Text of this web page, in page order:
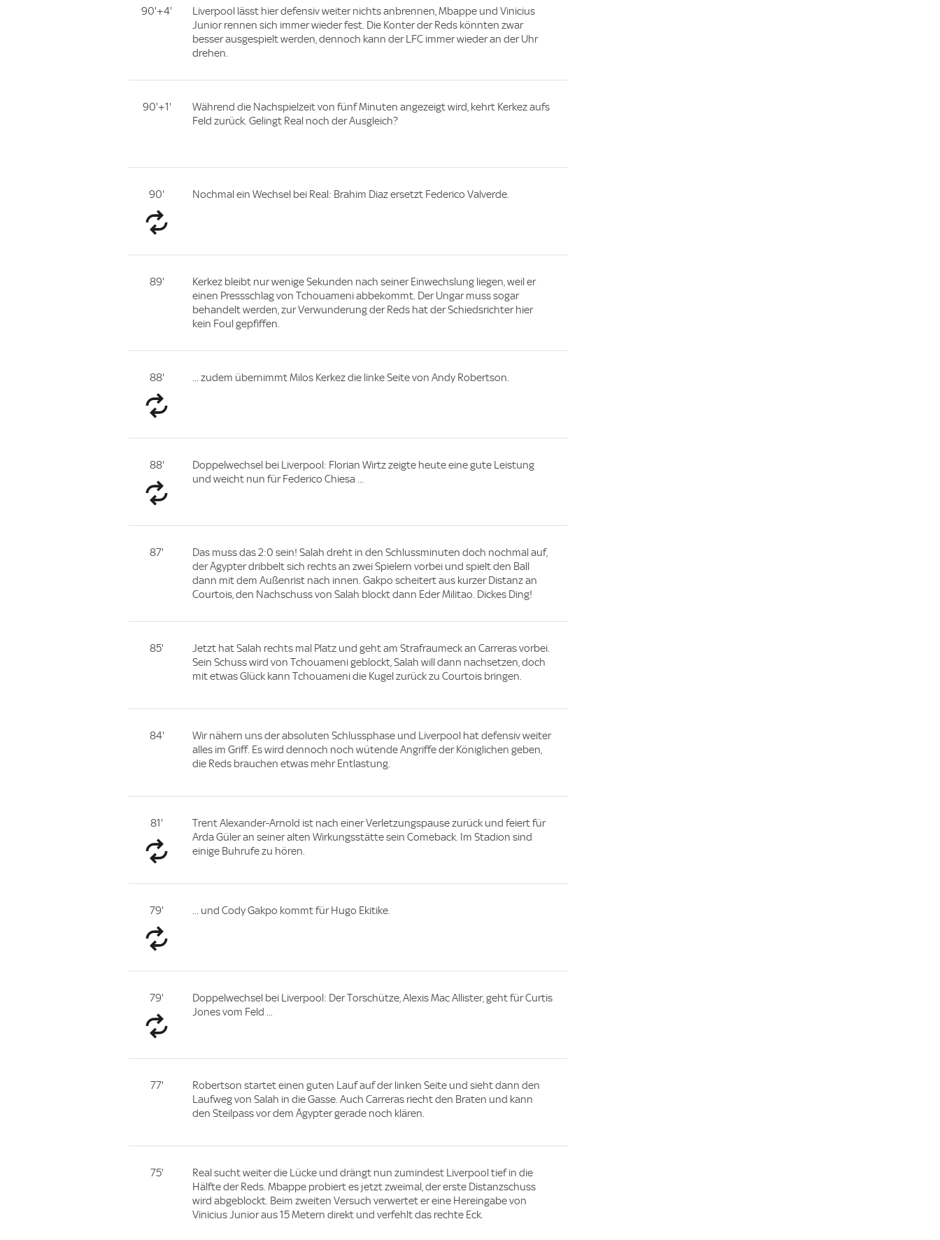
90'+4'
Liverpool lässt hier defensiv weiter nichts anbrennen, Mbappe und Vinicius
Junior rennen sich immer wieder fest. Die Konter der Reds könnten zwar
besser ausgespielt werden, dennoch kann der LFC immer wieder an der Uhr
drehen.
90'+1'
Während die Nachspielzeit von fünf Minuten angezeigt wird, kehrt Kerkez aufs
Feld zurück. Gelingt Real noch der Ausgleich?
90' Nochmal ein Wechsel bei Real: Brahim Diaz ersetzt Federico Valverde.
89'
Kerkez bleibt nur wenige Sekunden nach seiner Einwechslung liegen, weil er
einen Pressschlag von Tchouameni abbekommt. Der Ungar muss sogar
behandelt werden, zur Verwunderung der Reds hat der Schiedsrichter hier
kein Foul gepfiffen.
88' ... zudem übernimmt Milos Kerkez die linke Seite von Andy Robertson.
88'
Doppelwechsel bei Liverpool: Florian Wirtz zeigte heute eine gute Leistung
und weicht nun für Federico Chiesa ...
87'
Das muss das 2:0 sein! Salah dreht in den Schlussminuten doch nochmal auf,
der Ägypter dribbelt sich rechts an zwei Spielern vorbei und spielt den Ball
dann mit dem Außenrist nach innen. Gakpo scheitert aus kurzer Distanz an
Courtois, den Nachschuss von Salah blockt dann Eder Militao. Dickes Ding!
85'
Jetzt hat Salah rechts mal Platz und geht am Strafraumeck an Carreras vorbei.
Sein Schuss wird von Tchouameni geblockt, Salah will dann nachsetzen, doch
mit etwas Glück kann Tchouameni die Kugel zurück zu Courtois bringen.
84'
Wir nähern uns der absoluten Schlussphase und Liverpool hat defensiv weiter
alles im Griff. Es wird dennoch noch wütende Angriffe der Königlichen geben,
die Reds brauchen etwas mehr Entlastung.
81'
Trent Alexander-Arnold ist nach einer Verletzungspause zurück und feiert für
Arda Güler an seiner alten Wirkungsstätte sein Comeback. Im Stadion sind
einige Buhrufe zu hören.
79' ... und Cody Gakpo kommt für Hugo Ekitike.
79'
Doppelwechsel bei Liverpool: Der Torschütze, Alexis Mac Allister, geht für Curtis
Jones vom Feld ...
77'
Robertson startet einen guten Lauf auf der linken Seite und sieht dann den
Laufweg von Salah in die Gasse. Auch Carreras riecht den Braten und kann
den Steilpass vor dem Ägypter gerade noch klären.
75'
Real sucht weiter die Lücke und drängt nun zumindest Liverpool tief in die
Hälfte der Reds. Mbappe probiert es jetzt zweimal, der erste Distanzschuss
wird abgeblockt. Beim zweiten Versuch verwertet er eine Hereingabe von
Vinicius Junior aus 15 Metern direkt und verfehlt das rechte Eck.